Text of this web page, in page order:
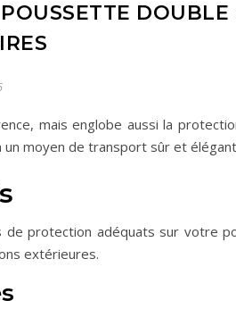
DOUBLE
mais englobe aussi la
moyen de transport sûr et
protection adéquats sur votre
extérieures.